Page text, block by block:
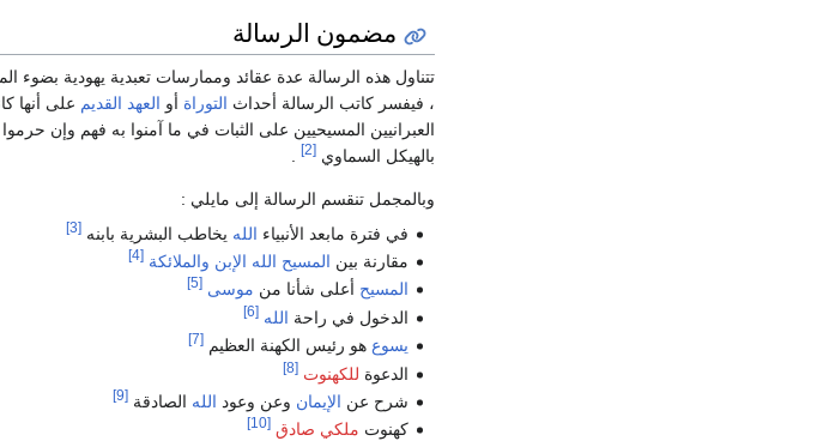
مضمون الرسالة
تتناول هذه الرسالة عدة عقائد وممارسات تعبدية يهودية بضوء
، فيفسر كاتب الرسالة أحداث التوراة أو العهد القديم على أنها
العبرانيين المسيحيين على الثبات في ما آمنوا به فهم وإن
بالهيكل السماوي [2]
وبالمجمل تنقسم الرسالة إلى مايلي :
في فترة مابعد الأنبياء الله يخاطب البشرية بابنه[3]
مقارنة بين المسيح الله الإبن والملائكة [4]
المسيح أعلى شأنا من موسى [5]
الدخول في راحة الله [6]
يسوع هو رئيس الكهنة العظيم[7]
الدعوة للكهنوت [8]
شرح عن الإيمان وعن وعود الله الصادقة[9]
كهنوت ملكي صادق [10]